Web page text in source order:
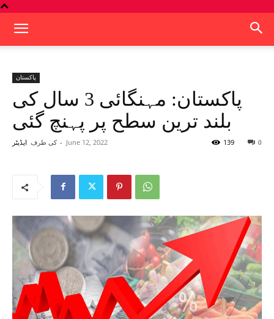
پاکستان
پاکستان: مہنگائی 3 سال کی
بلند ترین سطح پر پہنچ گئی
کی طرف ایڈیٹر - June 12, 2022 0
139